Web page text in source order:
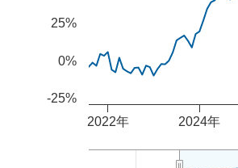
2022年 2024年
-25%
0%
25%